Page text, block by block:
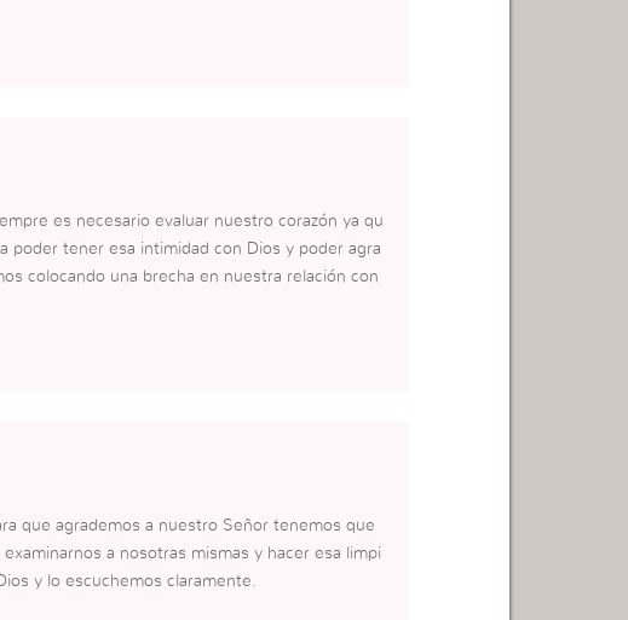
es necesario evaluar nuestro corazón ya qu
poder tener esa intimidad con Dios y poder agra
colocando una brecha en nuestra relación con
que agrademos a nuestro Señor tenemos que
a nosotras mismas y hacer esa limpi
y lo escuchemos claramente.